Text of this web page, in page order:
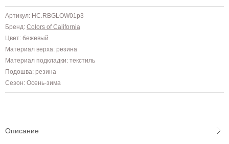
Артикул: HC.RBGLOW01р3
Бренд: Colors of California
Цвет: бежевый
Материал верха: резина
Материал подкладки: текстиль
Подошва: резина
Сезон: Осень-зима
Описание